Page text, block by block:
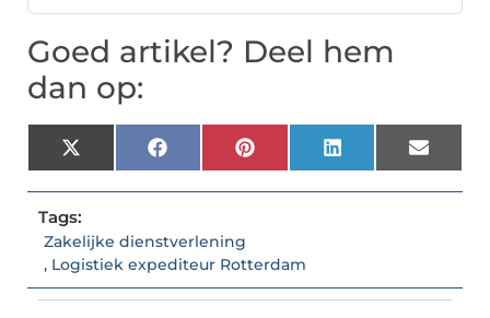
Goed artikel? Deel hem
dan op:
X
(Twitter)
FacebookPinterestLinkedIn Email
Tags:
Zakelijke dienstverlening
, Logistiek expediteur Rotterdam